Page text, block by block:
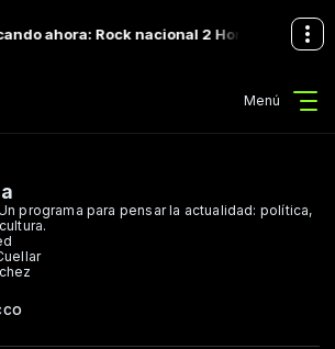
ahora: Rock nacional 2 Horas Las
Menú
programa para pensar la actualidad: política,